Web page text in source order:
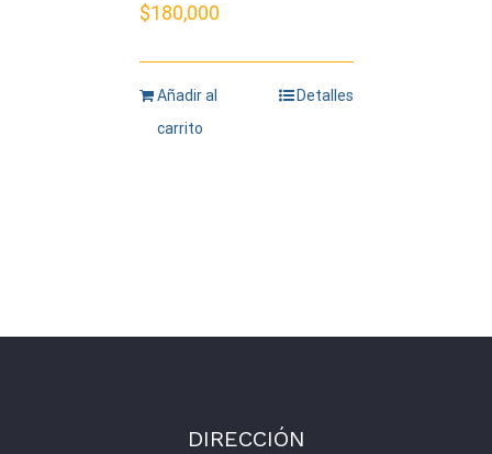
$180,000
Añadir al
carrito
Detalles
DIRECCIÓN